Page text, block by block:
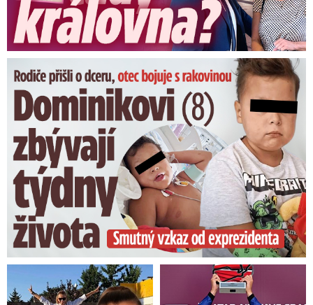
Dominikovi (8) zbývají týdny života: Vzkaz od exprezidenta